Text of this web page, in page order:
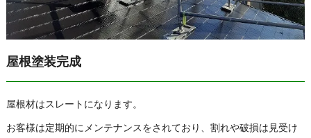
屋根塗装完成
屋根材はスレートになります。
お客様は定期的にメンテナンスをされており、割れや破損は見受け